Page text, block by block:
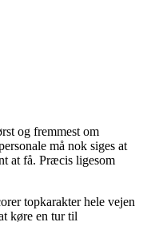
og fremmest om
må nok siges at
at få. Præcis ligesom
topkarakter hele vejen
køre en tur til